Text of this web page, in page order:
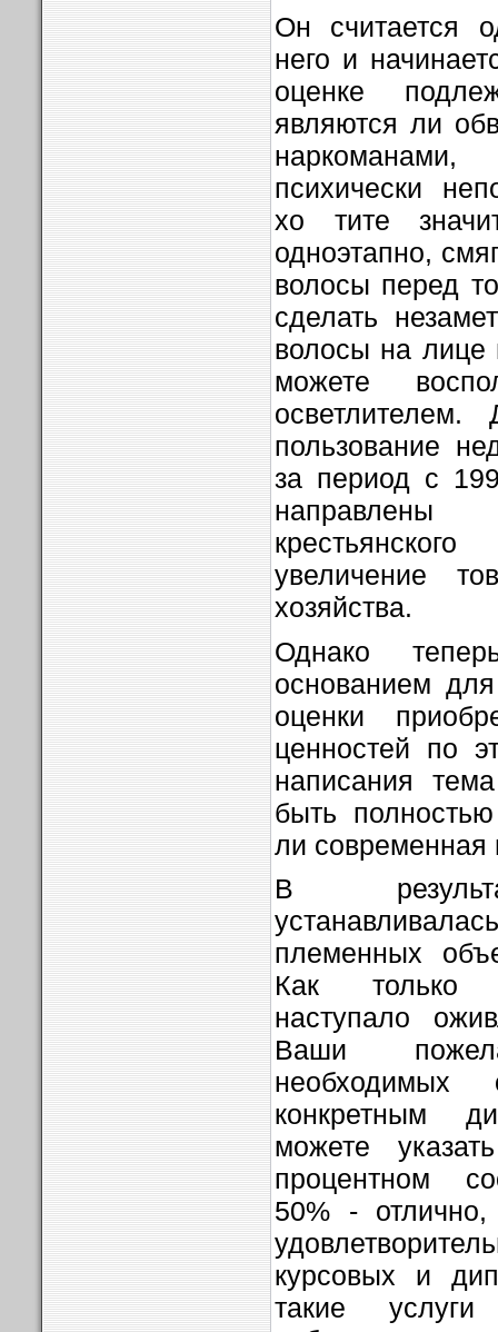
Он считается
него и
оценке
являются ли
психически
хо­ тите
одноэтапно,
волосы перед
сделать
волосы на лице
можете
пользование
за период с
увеличение
хозяйства.
Однако
основанием
оценки
ценностей по
написания
быть
ли современная
В
племенных
Как только
наступало
Ваши
необходимых
конкретным
можете
процентном
50% -
курсовых и
такие